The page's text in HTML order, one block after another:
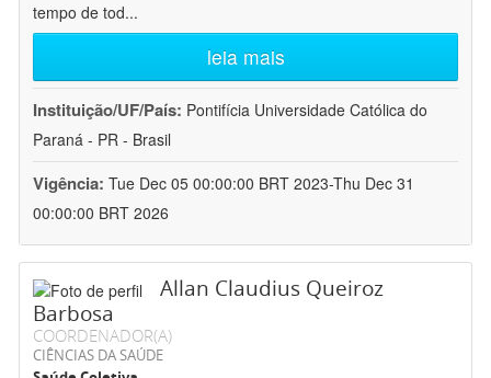
tempo de tod...
leia mais
Instituição/UF/País: Pontifícia Universidade Católica do
Paraná - PR - Brasil
Vigência: Tue Dec 05 00:00:00 BRT 2023-Thu Dec 31
00:00:00 BRT 2026
Allan Claudius Queiroz
Barbosa
COORDENADOR(A)
CIÊNCIAS DA SAÚDE